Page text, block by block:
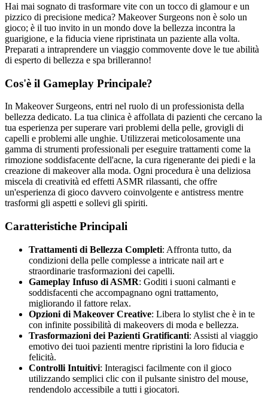
Hai mai sognato di trasformare vite con un tocco di glamour e un
pizzico di precisione medica? Makeover Surgeons non è solo un
gioco; è il tuo invito in un mondo dove la bellezza incontra la
guarigione, e la fiducia viene ripristinata un paziente alla volta.
Preparati a intraprendere un viaggio commovente dove le tue abilità
di esperto di bellezza e spa brilleranno!
Cos'è il Gameplay Principale?
In Makeover Surgeons, entri nel ruolo di un professionista della
bellezza dedicato. La tua clinica è affollata di pazienti che cercano la
tua esperienza per superare vari problemi della pelle, grovigli di
capelli e problemi alle unghie. Utilizzerai meticolosamente una
gamma di strumenti professionali per eseguire trattamenti come la
rimozione soddisfacente dell'acne, la cura rigenerante dei piedi e la
creazione di makeover alla moda. Ogni procedura è una deliziosa
miscela di creatività ed effetti ASMR rilassanti, che offre
un'esperienza di gioco davvero coinvolgente e antistress mentre
trasformi gli aspetti e sollevi gli spiriti.
Caratteristiche Principali
Trattamenti di Bellezza Completi: Affronta tutto, da
condizioni della pelle complesse a intricate nail art e
straordinarie trasformazioni dei capelli.
Gameplay Infuso di ASMR: Goditi i suoni calmanti e
soddisfacenti che accompagnano ogni trattamento,
migliorando il fattore relax.
Opzioni di Makeover Creative: Libera lo stylist che è in te
con infinite possibilità di makeovers di moda e bellezza.
Trasformazioni dei Pazienti Gratificanti: Assisti al viaggio
emotivo dei tuoi pazienti mentre ripristini la loro fiducia e
felicità.
Controlli Intuitivi: Interagisci facilmente con il gioco
utilizzando semplici clic con il pulsante sinistro del mouse,
rendendolo accessibile a tutti i giocatori.